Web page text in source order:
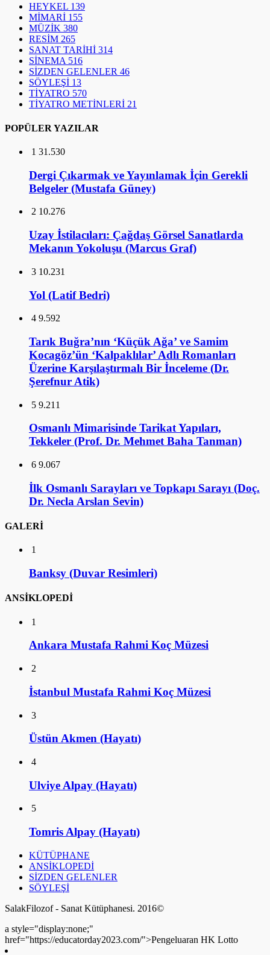
HEYKEL 139
MİMARİ 155
MÜZİK 380
RESİM 265
SANAT TARİHİ 314
SİNEMA 516
SİZDEN GELENLER 46
SÖYLEŞİ 13
TİYATRO 570
TİYATRO METİNLERİ 21
POPÜLER YAZILAR
1 31.530
Dergi Çıkarmak ve Yayınlamak İçin Gerekli
Belgeler (Mustafa Güney)
2 10.276
Uzay İstilacıları: Çağdaş Görsel Sanatlarda
Mekanın Yokoluşu (Marcus Graf)
3 10.231
Yol (Latif Bedri)
4 9.592
Tarık Buğra’nın ‘Küçük Ağa’ ve Samim
Kocagöz’ün ‘Kalpaklılar’ Adlı Romanları
Üzerine Karşılaştırmalı Bir İnceleme (Dr.
Şerefnur Atik)
5 9.211
Osmanlı Mimarisinde Tarikat Yapıları,
Tekkeler (Prof. Dr. Mehmet Baha Tanman)
6 9.067
İlk Osmanlı Sarayları ve Topkapı Sarayı (Doç.
Dr. Necla Arslan Sevin)
GALERİ
1
Banksy (Duvar Resimleri)
ANSİKLOPEDİ
1
Ankara Mustafa Rahmi Koç Müzesi
2
İstanbul Mustafa Rahmi Koç Müzesi
3
Üstün Akmen (Hayatı)
4
Ulviye Alpay (Hayatı)
5
Tomris Alpay (Hayatı)
KÜTÜPHANE
ANSİKLOPEDİ
SİZDEN GELENLER
SÖYLEŞİ
SalakFilozof - Sanat Kütüphanesi. 2016©
a style="display:none;"
href="https://educatorday2023.com/">Pengeluaran HK Lotto